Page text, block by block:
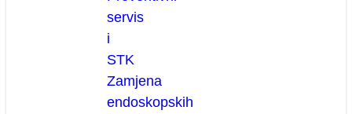
servis
i
STK
Zamjena
endoskopskih